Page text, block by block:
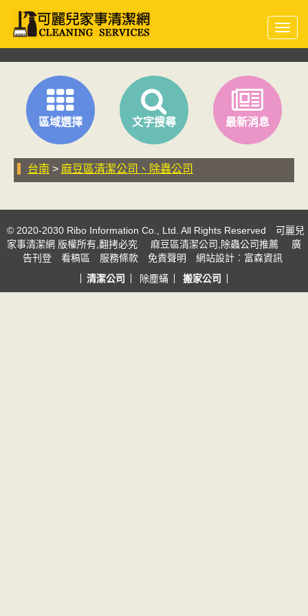
區域選擇 文字搜尋 最新消息
台南 > 麻豆區清潔公司、除蟲公司
© 2020-2030 Ribo Information Co., Ltd. All Rights Reserved
可麗兒
家事清潔網 版權所有,翻拷必究
麻豆區清潔公司,除蟲公司推薦
廣
告刊登
看稿區 服務條款 免責聲明 網站設計︰富森資訊
清潔公司
除塵蟎 搬家公司